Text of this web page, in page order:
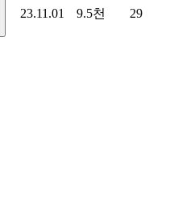
23.11.01 9.5천 29